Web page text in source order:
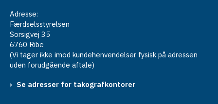
Adresse:
Færdselsstyrelsen
Sorsigvej 35
6760 Ribe
(Vi tager ikke imod kundehenvendelser fysisk på adressen
uden forudgående aftale)
Se adresser for takografkontorer